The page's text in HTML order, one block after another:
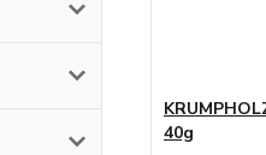
40g